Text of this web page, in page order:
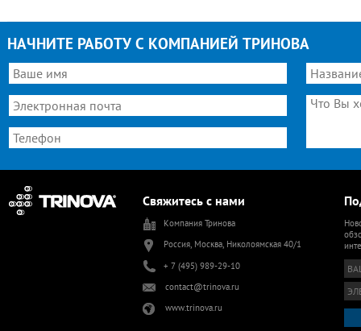
НАЧНИТЕ РАБОТУ С КОМПАНИЕЙ ТРИНОВА
Свяжитесь с нами
Компания Тринова
Россия, Москва, Николоямская 40/1
+ 7 (495) 989-29-10
contact@trinova.ru
www.trinova.ru